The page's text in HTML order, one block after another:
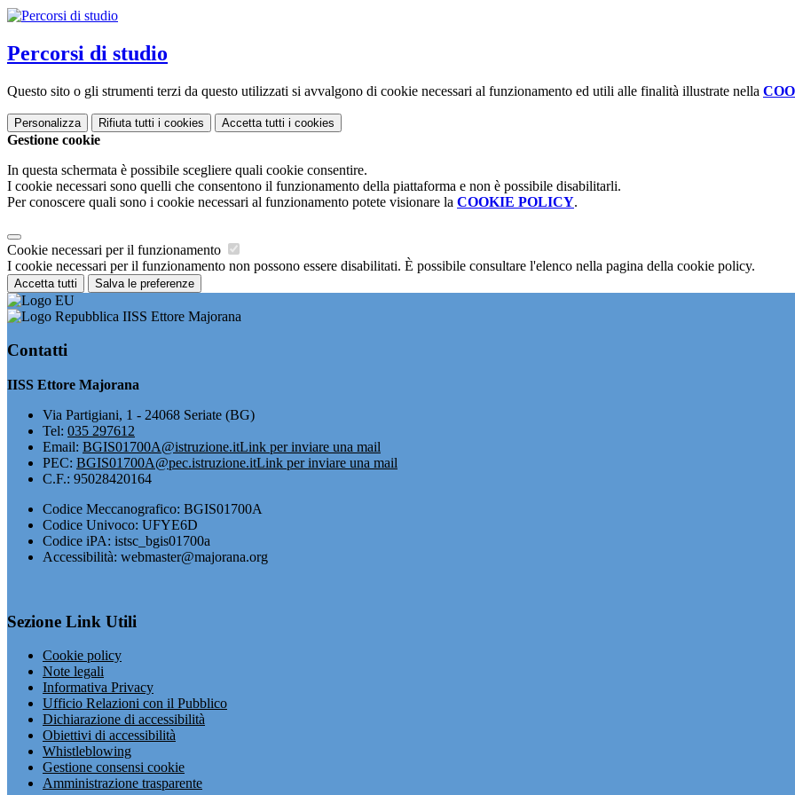
Percorsi di studio
Questo sito o gli strumenti terzi da questo utilizzati si avvalgono di cookie necessari al funzionamento ed utili alle finalità illustrate nella
Personalizza Rifiuta tutti i cookies Accetta tutti i cookies
Gestione cookie
In questa schermata è possibile scegliere quali cookie consentire.
I cookie necessari sono quelli che consentono il funzionamento della piattaforma e non è possibile disabilitarli.
Per conoscere quali sono i cookie necessari al funzionamento potete visionare la COOKIE POLICY.
Cookie necessari per il funzionamento
I cookie necessari per il funzionamento non possono essere disabilitati. È possibile consultare l'elenco nella pagina della cookie policy.
Accetta tutti Salva le preferenze
IISS Ettore Majorana
Contatti
IISS Ettore Majorana
Via Partigiani, 1 - 24068 Seriate (BG)
Tel: 035 297612
Email: BGIS01700A@istruzione.itLink per inviare una mail
PEC: BGIS01700A@pec.istruzione.itLink per inviare una mail
C.F.: 95028420164
Codice Meccanografico: BGIS01700A
Codice Univoco: UFYE6D
Codice iPA: istsc_bgis01700a
Accessibilità: webmaster@majorana.org
Sezione Link Utili
Cookie policy
Note legali
Informativa Privacy
Ufficio Relazioni con il Pubblico
Dichiarazione di accessibilità
Obiettivi di accessibilità
Whistleblowing
Gestione consensi cookie
Amministrazione trasparente